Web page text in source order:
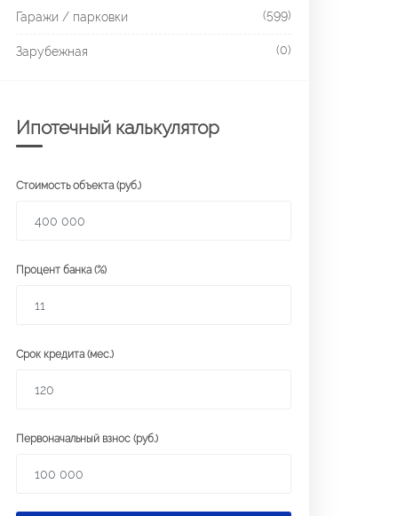
Гаражи / парковки (599)
Зарубежная (0)
Ипотечный калькулятор
Стоимость объекта (руб.)
Процент банка (%)
Срок кредита (мес.)
Первоначальный взнос (руб.)